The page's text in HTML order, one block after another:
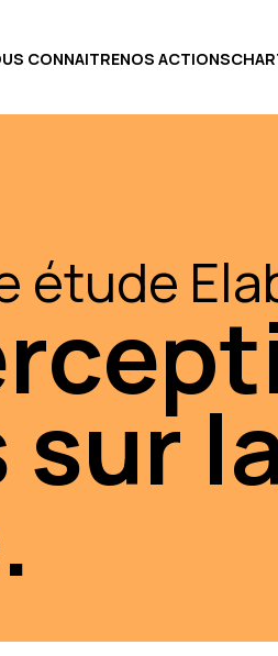
CONNAITRENOS ACTIONS
étude
sur